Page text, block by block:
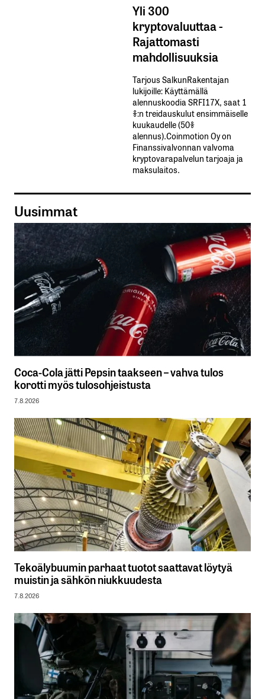
Yli 300
kryptovaluuttaa -
Rajattomasti
mahdollisuuksia
Tarjous SalkunRakentajan
lukijoille: Käyttämällä​ ​
alennuskoodia​ ​SRFI17X,​ ​saat​ ​1
%:n treidauskulut​ ​ensimmäiselle​ ​
kuukaudelle​ ​(50%​ ​
alennus).Coinmotion Oy on
Finanssivalvonnan valvoma
kryptovarapalvelun tarjoaja ja
maksulaitos.
Uusimmat
Coca-Cola jätti Pepsin taakseen – vahva tulos
korotti myös tulosohjeistusta
7.8.2026
Tekoälybuumin parhaat tuotot saattavat löytyä
muistin ja sähkön niukkuudesta
7.8.2026